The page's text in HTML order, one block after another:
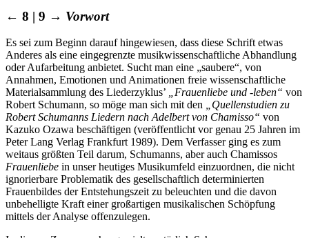
← 8 | 9 →
Es sei zum Beginn darauf hingewiesen, dass diese Schrift etwas
Anderes als eine eingegrenzte musikwissenschaftliche Abhandlung
oder Aufarbeitung anbietet. Sucht man eine „saubere“, von
Annahmen, Emotionen und Animationen freie wissenschaftliche
Materialsammlung des Liederzyklus’ „Frauenliebe und -leben“von
Robert Schumann, so möge man sich mit den„Quellenstudien zu
Robert Schumanns Liedern nach Adelbert von Chamisso“von
Kazuko Ozawa beschäftigen (veröffentlicht vor genau 25 Jahren im
Peter Lang Verlag Frankfurt 1989). Dem Verfasser ging es zum
weitaus größten Teil darum, Schumanns, aber auch Chamissos
Frauenliebe in unser heutiges Musikumfeld einzuordnen, die nicht
ignorierbare Problematik des gesellschaftlich determinierten
Frauenbildes der Entstehungszeit zu beleuchten und die davon
unbehelligte Kraft einer großartigen musikalischen Schöpfung